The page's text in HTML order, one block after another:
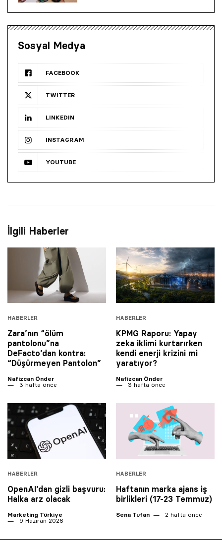
Sosyal Medya
FACEBOOK
TWITTER
LINKEDIN
INSTAGRAM
YOUTUBE
İlgili Haberler
HABERLER
Zara’nın “ölüm
pantolonu”na
DeFacto’dan kontra:
“Düşürmeyen Pantolon”
Nafizcan Önder
3 hafta önce
HABERLER
KPMG Raporu: Yapay
zeka iklimi kurtarırken
kendi enerji krizini mi
yaratıyor?
Nafizcan Önder
3 hafta önce
HABERLER
OpenAI’dan gizli başvuru:
Halka arz olacak
Marketing Türkiye
9 Haziran 2026
HABERLER
Haftanın marka ajans iş
birlikleri (17-23 Temmuz)
Sena Tufan 2 hafta önce